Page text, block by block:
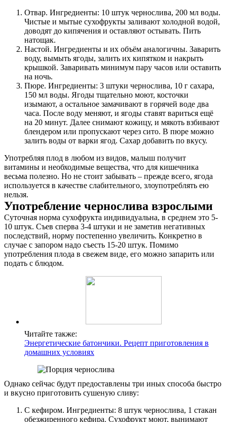
Отвар. Ингредиенты: 10 штук чернослива, 200 мл воды.
Чистые и мытые сухофрукты заливают холодной водой,
доводят до кипячения и оставляют остывать. Пить
натощак.
Настой. Ингредиенты и их объём аналогичны. Заварить
воду, вымыть ягоды, залить их кипятком и накрыть
крышкой. Заваривать минимум пару часов или оставить
на ночь.
Пюре. Ингредиенты: 3 штуки чернослива, 10 г сахара,
150 мл воды. Ягоды тщательно моют, косточки
изымают, а остальное замачивают в горячей воде два
часа. После воду меняют, и ягоды ставят вариться ещё
на 20 минут. Далее снимают кожицу, и мякоть взбивают
блендером или пропускают через сито. В пюре можно
залить воды от варки ягод. Сахар добавить по вкусу.
Употребляя плод в любом из видов, малыш получит
витамины и необходимые вещества, что для кишечника
весьма полезно. Но не стоит забывать – прежде всего, ягода
используется в качестве слабительного, злоупотреблять ею
нельзя.
Употребление чернослива взрослыми
Суточная норма сухофрукта индивидуальна, в среднем это 5-
10 штук. Съев сперва 3-4 штуки и не заметив негативных
последствий, норму постепенно увеличить. Конкретно в
случае с запором надо съесть 15-20 штук. Помимо
употребления плода в свежем виде, его можно запарить или
подать с блюдом.
Читайте также:
Энергетические батончики. Рецепт приготовления в
домашних условиях
Однако сейчас будут предоставлены три иных способа быстро
и вкусно приготовить сушеную сливу:
С кефиром. Ингредиенты: 8 штук чернослива, 1 стакан
обезжиренного кефира. Сухофрукт моют, вынимают